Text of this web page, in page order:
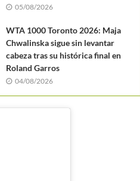
05/08/2026
WTA 1000 Toronto 2026: Maja
Chwalinska sigue sin levantar
cabeza tras su histórica final en
Roland Garros
04/08/2026